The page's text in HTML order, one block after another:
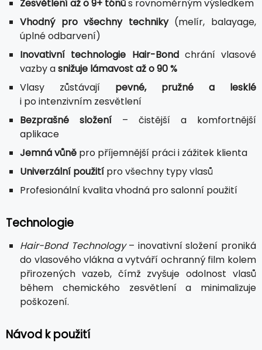
Zesvětlení až o 9+ tónůs rovnoměrným výsledkem
Vhodný pro všechny techniky(melír, balayage,
úplné odbarvení)
Inovativní technologie Hair-Bondchrání vlasové
vazby asnižuje lámavost až o 90 %
Vlasy zůstávají pevné, pružné a lesklé
i po intenzivním zesvětlení
Bezprašné složení – čistější a komfortnější
aplikace
Jemná vůně pro příjemnější práci i zážitek klienta
Univerzální použití pro všechny typy vlasů
Profesionální kvalita vhodná pro salonní použití
Technologie
Hair-Bond Technology– inovativní složení proniká
do vlasového vlákna a vytváří ochranný film kolem
přirozených vazeb, čímž zvyšuje odolnost vlasů
během chemického zesvětlení a minimalizuje
poškození.
Návod k použití